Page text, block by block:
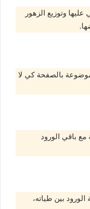
وتوزيع الزهور
بالصفحة كي لا
باقي الورود
بين طياته،